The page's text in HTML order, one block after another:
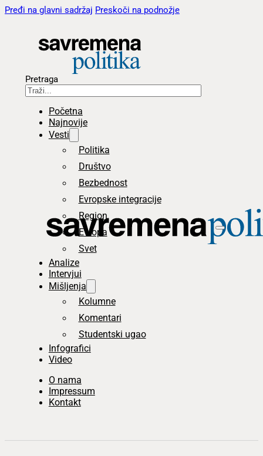
Pređi na glavni sadržaj Preskoči na podnožje
Pretraga
Početna
Najnovije
Vesti
Politika
Društvo
Bezbednost
Evropske integracije
Region
Evropa
Svet
Analize
Intervjui
Mišljenja
Kolumne
Komentari
Studentski ugao
Infografici
Video
O nama
Impressum
Kontakt